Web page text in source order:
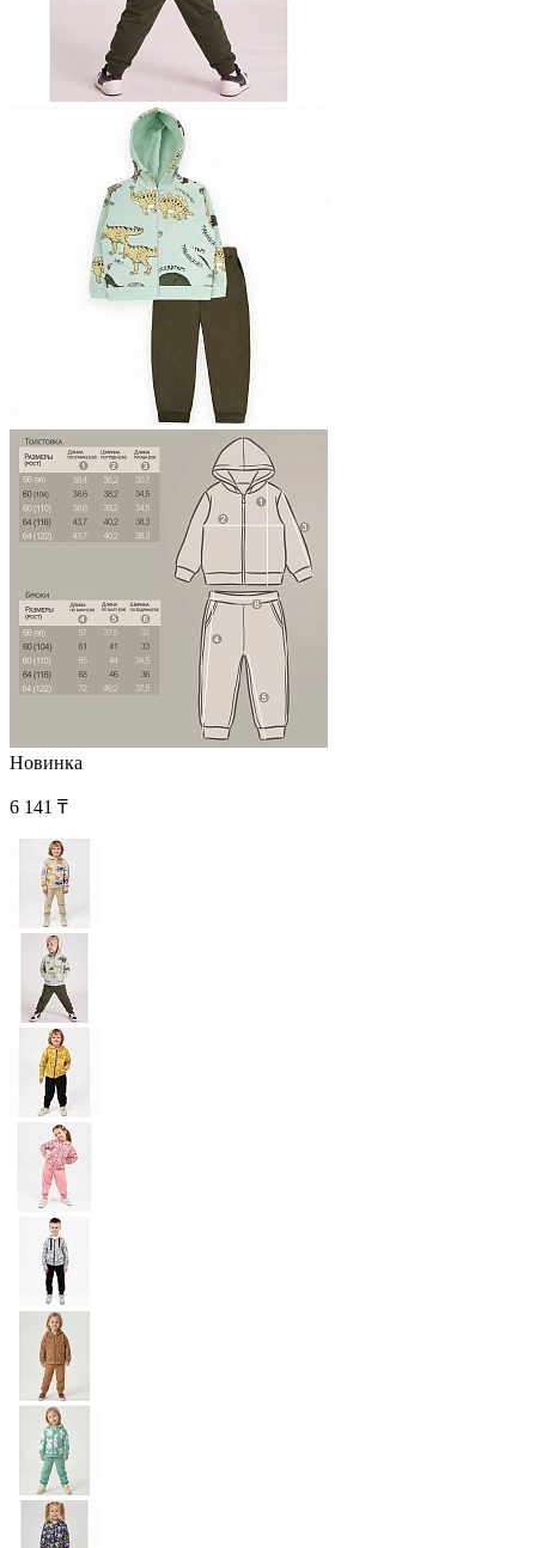
Новинка
6 141 ₸